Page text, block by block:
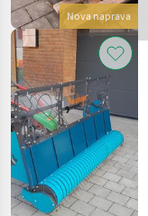
Nova naprava